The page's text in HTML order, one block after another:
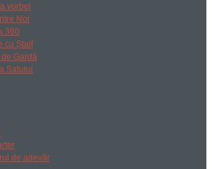
vorbei
Noi
360
cu Ștaif
Gardă
Satului
de adevăr